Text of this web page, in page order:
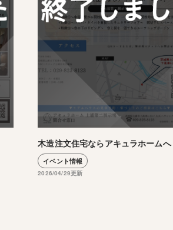
木造注文住宅ならアキュラホームへ
イベント情報
2026/04/29更新